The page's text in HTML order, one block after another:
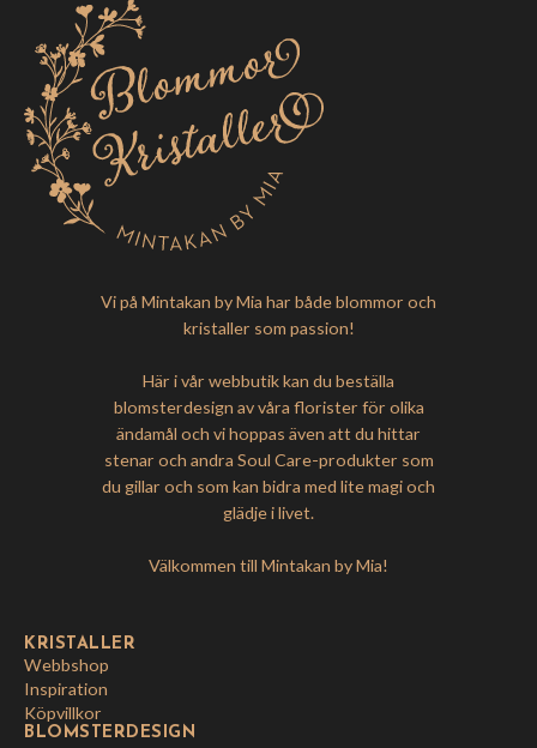
Vi på Mintakan by Mia har både blommor och
kristaller som passion!
Här i vår webbutik kan du beställa
blomsterdesign av våra florister för olika
ändamål och vi hoppas även att du hittar
stenar och andra Soul Care-produkter som
du gillar och som kan bidra med lite magi och
glädje i livet.
Välkommen till Mintakan by Mia!
KRISTALLER
Webbshop
Inspiration
Köpvillkor
BLOMSTERDESIGN